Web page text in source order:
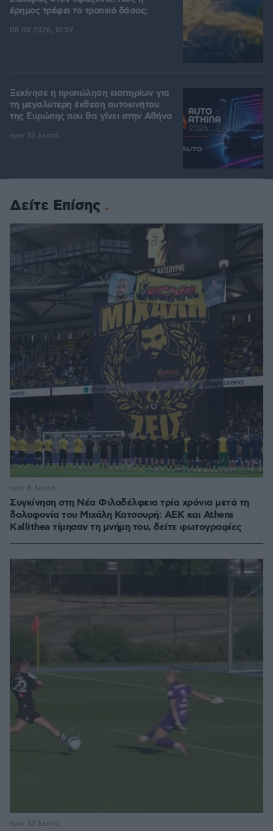
έρημος τρέφει το τροπικό δάσος;
08.08.2026, 10:59
Ξεκίνησε η προπώληση εισιτηρίων για
τη μεγαλύτερη έκθεση αυτοκινήτου
της Ευρώπης που θα γίνει στην Αθήνα
πριν 35 λεπτά
Δείτε Επίσης
Συγκίνηση στη Νέα Φιλαδέλφεια τρία χρόνια μετά τη
δολοφονία του Μιχάλη Κατσουρή: ΑΕΚ και Athens
Kallithea τίμησαν τη μνήμη του, δείτε φωτογραφίες
πριν 8 λεπτά
πριν 33 λεπτά